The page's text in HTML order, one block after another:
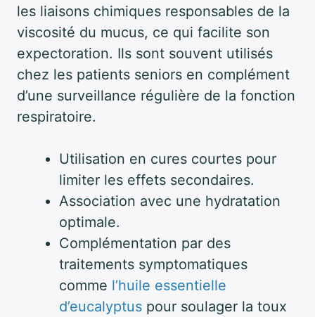
les liaisons chimiques responsables de la
viscosité du mucus, ce qui facilite son
expectoration. Ils sont souvent utilisés
chez les patients seniors en complément
d’une surveillance régulière de la fonction
respiratoire.
Utilisation en cures courtes pour
limiter les effets secondaires.
Association avec une hydratation
optimale.
Complémentation par des
traitements symptomatiques
comme l’huile essentielle
d’eucalyptus pour soulager la toux